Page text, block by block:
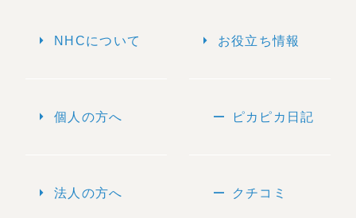
arrow_right NHCについて
arrow_right 個人の方へ
arrow_right 法人の方へ
arrow_right お役立ち情報
remove ピカピカ日記
remove クチコミ